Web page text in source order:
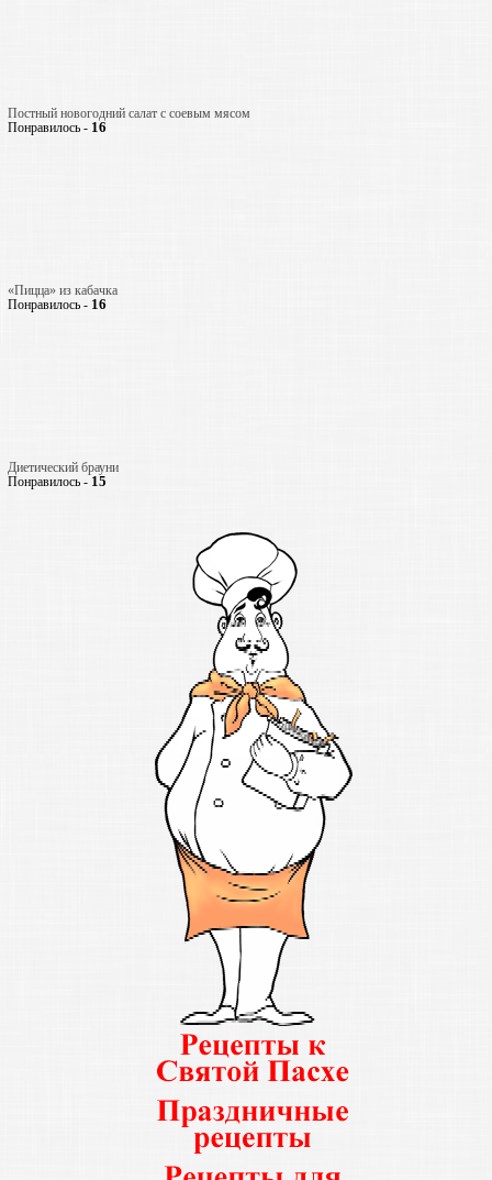
Постный новогодний салат с соевым мясом
Понравилось - 16
«Пицца» из кабачка
Понравилось - 16
Диетический брауни
Понравилось - 15